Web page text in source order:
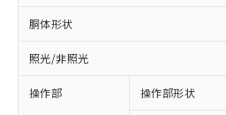
胴体形状
照光/非照光
操作部 操作部形状